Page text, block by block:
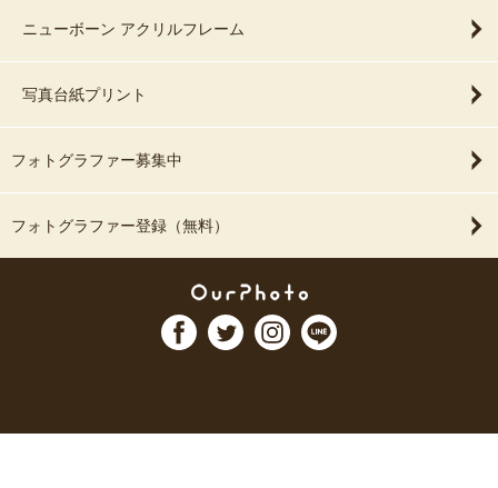
ニューボーン アクリルフレーム
写真台紙プリント
フォトグラファー募集中
フォトグラファー登録（無料）